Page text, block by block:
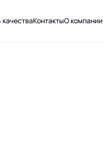
качестваКонтактыО компании